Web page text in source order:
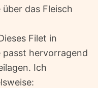
das Fleisch
Filet in
passt hervorragend
Ich